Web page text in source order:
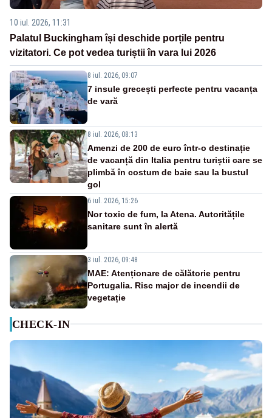
10 iul. 2026, 11:31
Palatul Buckingham își deschide porțile pentru
vizitatori. Ce pot vedea turiștii în vara lui 2026
8 iul. 2026, 09:07
7 insule grecești perfecte pentru vacanța
de vară
8 iul. 2026, 08:13
Amenzi de 200 de euro într-o destinație
de vacanță din Italia pentru turiștii care se
plimbă în costum de baie sau la bustul
gol
6 iul. 2026, 15:26
Nor toxic de fum, la Atena. Autoritățile
sanitare sunt în alertă
3 iul. 2026, 09:48
MAE: Atenționare de călătorie pentru
Portugalia. Risc major de incendii de
vegetație
CHECK-IN